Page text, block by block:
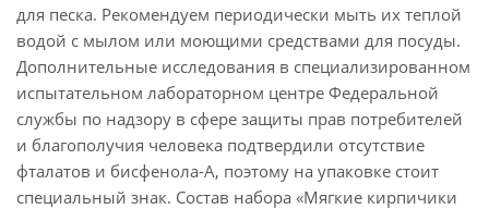
для песка. Рекомендуем периодически мыть их теплой
водой с мылом или моющими средствами для посуды.
Дополнительные исследования в специализированном
испытательном лабораторном центре Федеральной
службы по надзору в сфере защиты прав потребителей
и благополучия человека подтвердили отсутствие
фталатов и бисфенола-А, поэтому на упаковке стоит
специальный знак. Состав набора «Мягкие кирпичики